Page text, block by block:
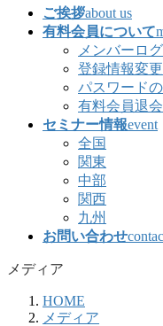
ご挨拶about us
有料会員について
メンバーロ
登録情報変更
パスワード
有料会員退
セミナー情報event
全国
関東
中部
関西
九州
お問い合わせ
メディア
HOME
メディア